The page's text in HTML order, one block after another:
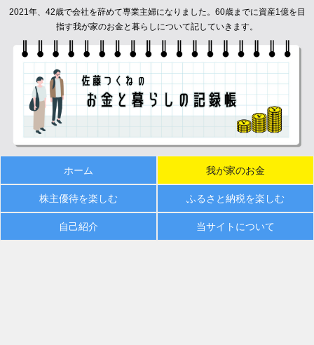
2021年、42歳で会社を辞めて専業主婦になりました。60歳までに資産1億を目
指す我が家のお金と暮らしについて記していきます。
ホーム 我が家のお金
株主優待を楽しむ ふるさと納税を楽しむ
自己紹介 当サイトについて